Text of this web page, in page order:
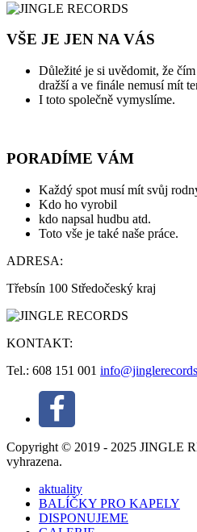
VŠE JE JEN NA VÁS
Důležité je si uvědomit, že
dražší a ve finále nemusí mít
I toto společně vymyslíme.
PORADÍME VÁM
Každý spot musí mít svůj
Kdo ho vyrobil
kdo napsal hudbu atd.
Toto vše je také naše práce.
ADRESA:
Třebsín 100 Středočeský kraj
KONTAKT:
Tel.: 608 151 001
Copyright © 2019 - 2025 JINGLE
vyhrazena.
aktuality
BALÍČKY PRO KAPELY
DISPONUJEME